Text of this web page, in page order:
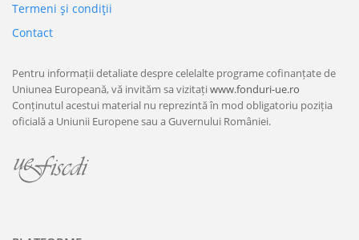
Termeni şi condiţii
Contact
Pentru informații detaliate despre celelalte programe cofinanțate de
Uniunea Europeană, vă invităm sa vizitațiwww.fonduri-ue.ro
Conținutul acestui material nu reprezintă în mod obligatoriu poziția
oficială a Uniunii Europene sau a Guvernului României.